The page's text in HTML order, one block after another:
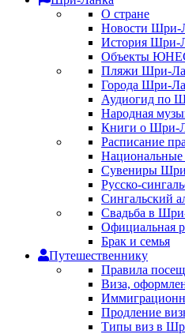
О стране
Новости Шри-
История Шри-
Объекты
Пляжи Шри-
Города Шри-
Аудиогид по
Народная
Книги о Шри-
Расписание
Национальные
Сувениры
Русско-
Сингальский
Свадьба в
Официальная
Брак и семья
Путешественнику
Правила
Виза,
Продление
Типы виз в